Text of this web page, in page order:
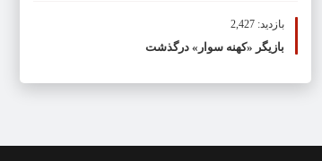
بازدید: 2,427
بازیگر «کهنه سوار» درگذشت